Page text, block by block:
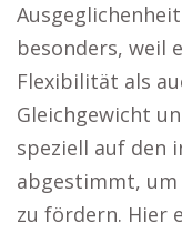
besonders, weil
Flexibilität als
Gleichgewicht
speziell auf den
abgestimmt, um
zu fördern. Hier